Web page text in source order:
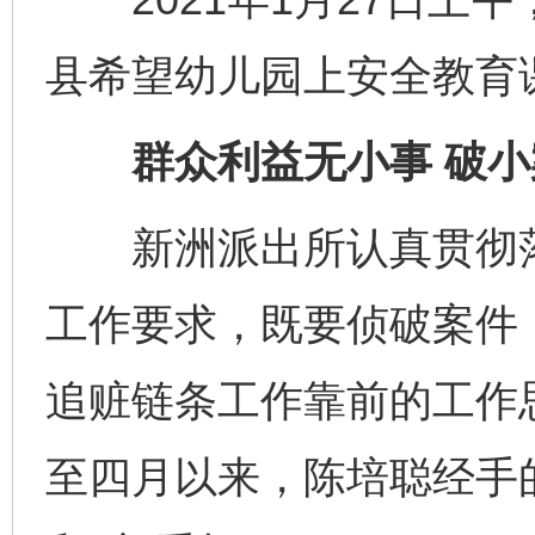
县希望幼儿园上安全教育
群众利益无小事 破
新洲派出所认真贯彻
工作要求，既要侦破案
追赃链条工作靠前的工
至四月以来，陈培聪经